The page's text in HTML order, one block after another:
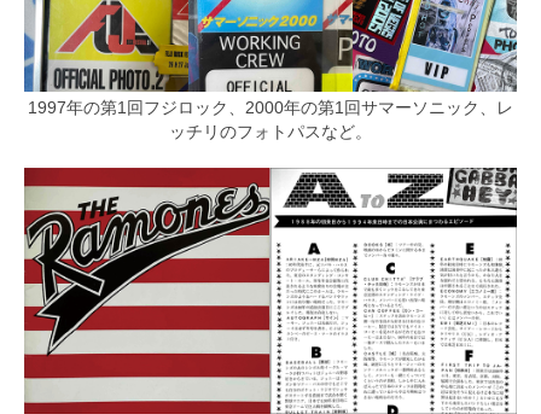
1997年の第1回フジロック、2000年の第1回サマーソニック、レ
ッチリのフォトパスなど。